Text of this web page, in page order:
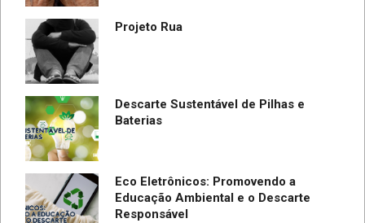
Projeto Rua
Descarte Sustentável de Pilhas e
Baterias
Eco Eletrônicos: Promovendo a
Educação Ambiental e o Descarte
Responsável